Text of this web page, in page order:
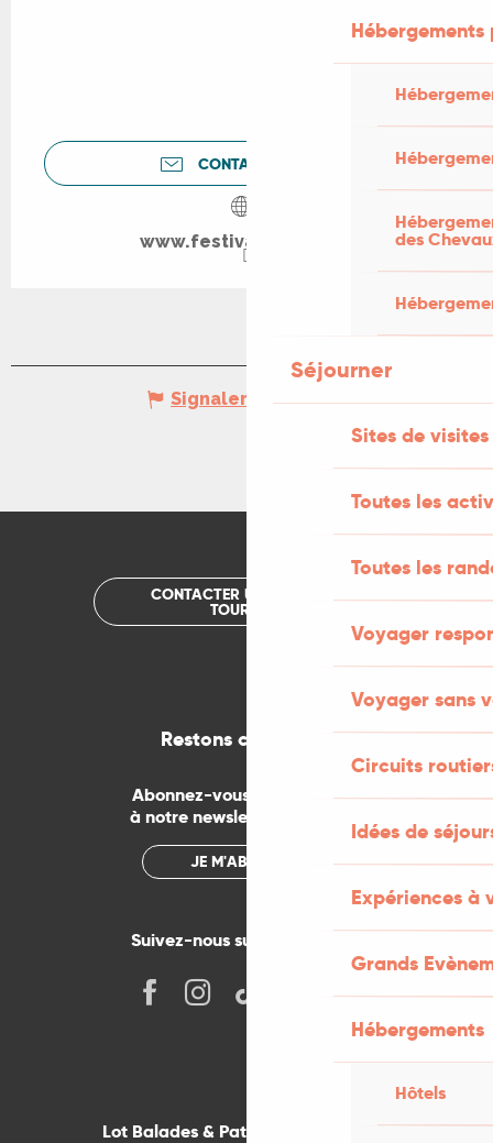
des
Séjourner
Sites de visites
Toutes les
Toutes les
Voyager
Voyager sans
Circuits
Idées de
Expériences à
Grands
Hébergements
Hôtels
CONTACTEZ-NOUS
www.festivalceou.com
Signaler une erreur
CONTACTER UN OFFICE DE
TOURISME
Restons connectés
Abonnez-vous gratuitement
à notre newsletter mensuelle
JE M'ABONNE
Suivez-nous sur les réseaux !
Lot Balades & Patrimoines sur votre